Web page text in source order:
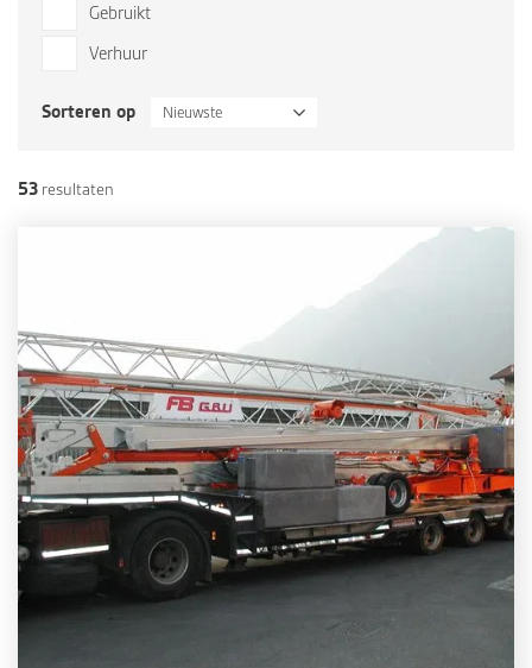
Gebruikt
Verhuur
Sorteren op Nieuwste
53 resultaten